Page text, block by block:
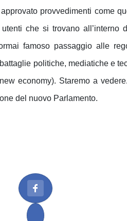
provvedimenti come
che si trovano all’interno
famoso passaggio alle
politiche, mediatiche e
economy). Staremo a
del nuovo Parlamento.